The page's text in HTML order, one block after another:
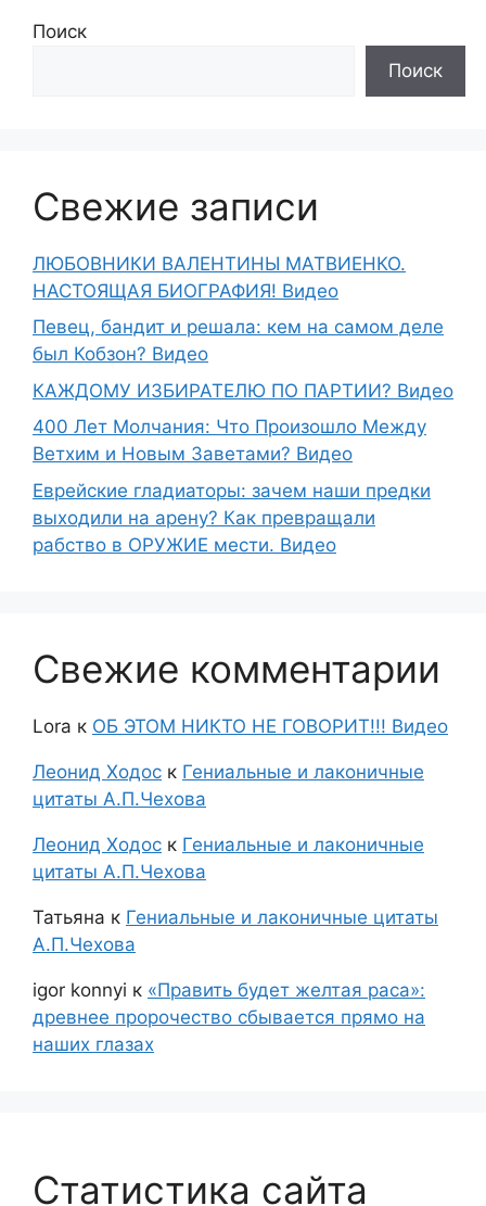
Поиск
Поиск
Свежие записи
ЛЮБОВНИКИ ВАЛЕНТИНЫ МАТВИЕНКО.
НАСТОЯЩАЯ БИОГРАФИЯ! Видео
Певец, бандит и решала: кем на самом деле
был Кобзон? Видео
КАЖДОМУ ИЗБИРАТЕЛЮ ПО ПАРТИИ? Видео
400 Лет Молчания: Что Произошло Между
Ветхим и Новым Заветами? Видео
Еврейские гладиаторы: зачем наши предки
выходили на арену? Как превращали
рабство в ОРУЖИЕ мести. Видео
Свежие комментарии
Lora к ОБ ЭТОМ НИКТО НЕ ГОВОРИТ!!! Видео
Леонид Ходос к Гениальные и лаконичные
цитаты А.П.Чехова
Леонид Ходос к Гениальные и лаконичные
цитаты А.П.Чехова
Татьяна к Гениальные и лаконичные цитаты
А.П.Чехова
igor konnyi к «Править будет желтая раса»:
древнее пророчество сбывается прямо на
наших глазах
Статистика сайта